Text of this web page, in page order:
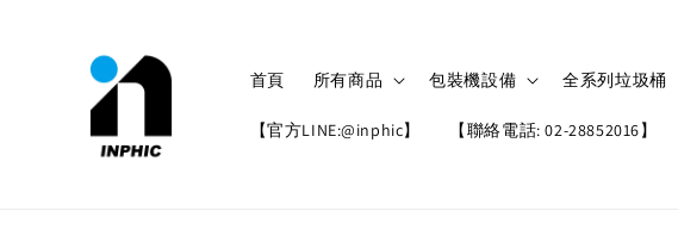
首頁 所有商品 包裝機設備 全系列垃圾桶
【官方LINE:@inphic】 【聯絡電話: 02-28852016】